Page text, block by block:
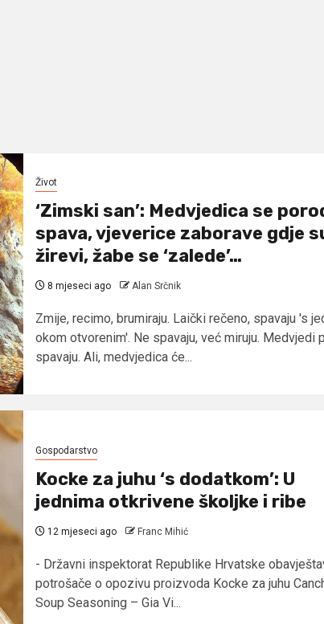
Život
‘Zimski san’: Medvjedica se
spava, vjeverice zaborave gdje
žirevi, žabe se ‘zalede’…
8 mjeseci ago Alan Srčnik
Zmije, recimo, brumiraju. Laički rečeno, spavaju 's
okom otvorenim'. Ne spavaju, već miruju. Medvjedi
spavaju. Ali, medvjedica će...
Gospodarstvo
Kocke za juhu ‘s dodatkom’: U
jednima otkrivene školjke i ribe
12 mjeseci ago Franc Mihić
- Državni inspektorat Republike Hrvatske
potrošače o opozivu proizvoda Kocke za juhu
Soup Seasoning – Gia Vi...